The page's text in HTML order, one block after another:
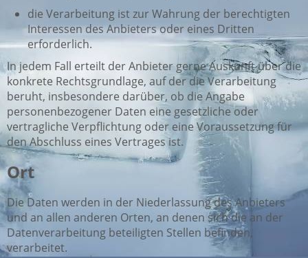
die Verarbeitung ist zur Wahrung der berechtigten
Interessen des Anbieters oder eines Dritten
erforderlich.
In jedem Fall erteilt der Anbieter gerne Auskunft über die
konkrete Rechtsgrundlage, auf der die Verarbeitung
beruht, insbesondere darüber, ob die Angabe
personenbezogener Daten eine gesetzliche oder
vertragliche Verpflichtung oder eine Voraussetzung für
den Abschluss eines Vertrages ist.
Ort
Die Daten werden in der Niederlassung des Anbieters
und an allen anderen Orten, an denen sich die an der
Datenverarbeitung beteiligten Stellen befinden,
verarbeitet.